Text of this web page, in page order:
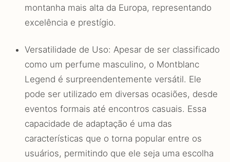
montanha mais alta da Europa, representando
excelência e prestígio.
Versatilidade de Uso: Apesar de ser classificado
como um perfume masculino, o Montblanc
Legend é surpreendentemente versátil. Ele
pode ser utilizado em diversas ocasiões, desde
eventos formais até encontros casuais. Essa
capacidade de adaptação é uma das
características que o torna popular entre os
usuários, permitindo que ele seja uma escolha